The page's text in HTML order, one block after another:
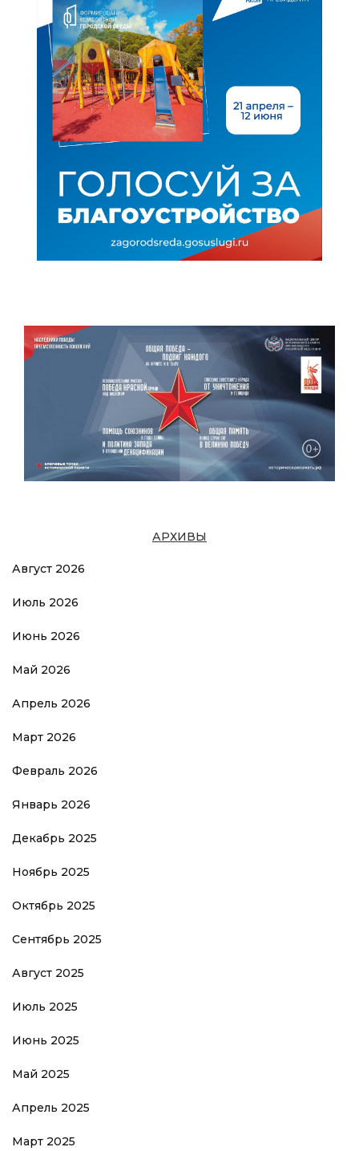
АРХИВЫ
Август 2026
Июль 2026
Июнь 2026
Май 2026
Апрель 2026
Март 2026
Февраль 2026
Январь 2026
Декабрь 2025
Ноябрь 2025
Октябрь 2025
Сентябрь 2025
Август 2025
Июль 2025
Июнь 2025
Май 2025
Апрель 2025
Март 2025